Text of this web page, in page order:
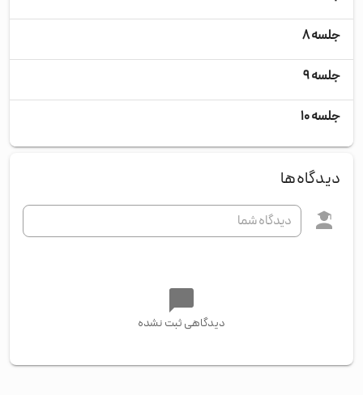
جلسه ۸
جلسه ۹
جلسه ۱۰
دیدگاه‌ها
دیدگاهی ثبت نشده